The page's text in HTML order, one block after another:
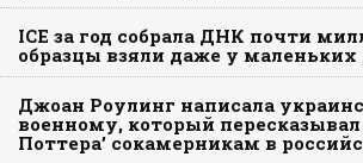
ICE за год собрала ДНК почти
образцы взяли даже у маленьких
Джоан Роулинг написала
военному, который пересказывал
Поттера’ сокамерникам в